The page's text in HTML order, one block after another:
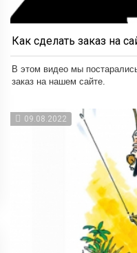
Как сделать заказ на
В этом видео мы
заказ на нашем сайте.
09.08.2022